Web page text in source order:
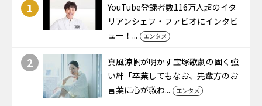
1
YouTube登録者数116万人超のイタ
リアンシェフ・ファビオにインタビ
ュー！...
エンタメ
2
真風涼帆が明かす宝塚歌劇の固く強
い絆「卒業してもなお、先輩方のお
言葉に心が救わ...
エンタメ